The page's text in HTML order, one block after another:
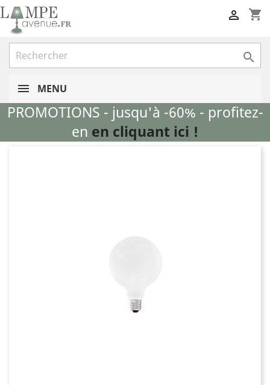
shopping_cart


MENU
PROMOTIONS - jusqu'à -60% - profitez-
en en cliquant ici !